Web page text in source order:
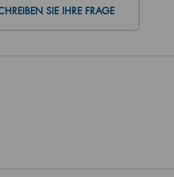
SIE IHRE FRAGE